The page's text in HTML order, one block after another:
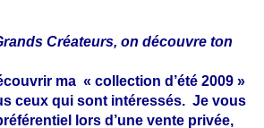
Créateurs, on découvre ton
ma « collection d’été 2009 »
ceux qui sont intéressés. Je vous
lors d’une vente privée,